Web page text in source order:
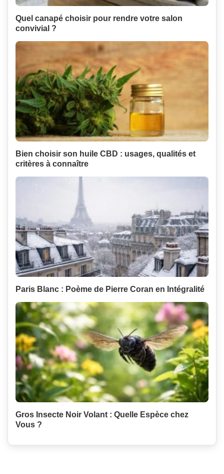
Quel canapé choisir pour rendre votre salon
convivial ?
Bien choisir son huile CBD : usages, qualités et
critères à connaître
Paris Blanc : Poème de Pierre Coran en Intégralité
Gros Insecte Noir Volant : Quelle Espèce chez
Vous ?